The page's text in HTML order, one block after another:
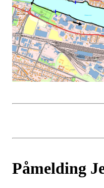
Påmelding